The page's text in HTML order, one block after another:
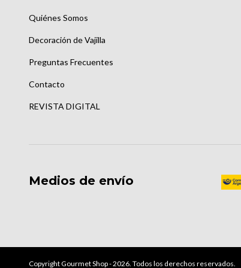
Quiénes Somos
Decoración de Vajilla
Preguntas Frecuentes
Contacto
REVISTA DIGITAL
Medios de envío
Copyright Gourmet Shop - 2026. Todos los derechos reservados.